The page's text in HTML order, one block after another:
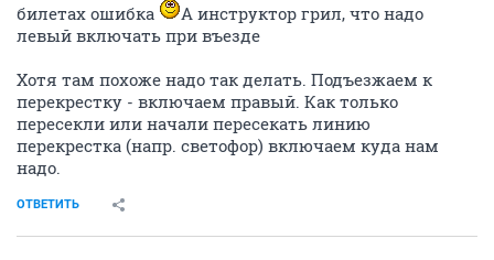
билетах ошибка
А инструктор грил, что надо
левый включать при въезде
Хотя там похоже надо так делать. Подъезжаем к
перекрестку - включаем правый. Как только
пересекли или начали пересекать линию
перекрестка (напр. светофор) включаем куда нам
надо.
ОТВЕТИТЬ